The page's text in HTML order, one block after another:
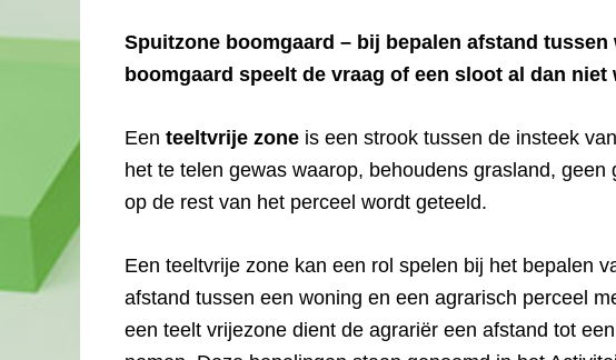
Spuitzone boomgaard – bij bepalen afstand
boomgaard speelt de vraag of een sloot al dan niet
Een teeltvrije zone is een strook tussen de insteek
het te telen gewas waarop, behoudens grasland,
op de rest van het perceel wordt geteeld.
Een teeltvrije zone kan een rol spelen bij het bepalen
afstand tussen een woning en een agrarisch perceel
een teelt vrijezone dient de agrariër een afstand tot